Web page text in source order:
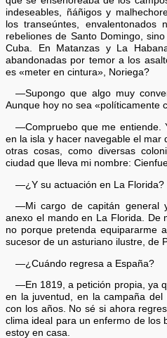
indeseables, ñáñigos y
los transeúntes,
rebeliones de Santo Domingo,
Cuba. En Matanzas y La
abandonadas por temor a los
es «meter en cintura», Noriega?
—Supongo que algo muy
Aunque hoy no sea «políticamente
—Compruebo que me entiende.
en la isla y hacer navegable el mar
otras cosas, como diversas
ciudad que lleva mi nombre:
—¿Y su actuación en La Florida?
—Mi cargo de capitán general
anexo el mando en La Florida. De
no porque pretenda equipararme
sucesor de un asturiano ilustre, de
—¿Cuándo regresa a España?
—En 1819, a petición propia, ya
en la juventud, en la campaña
con los años. No sé si ahora
clima ideal para un enfermo de los
estoy en casa.